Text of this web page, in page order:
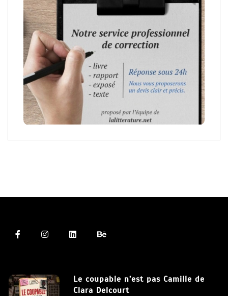
Le coupable n’est pas Camille de
Clara Delcourt